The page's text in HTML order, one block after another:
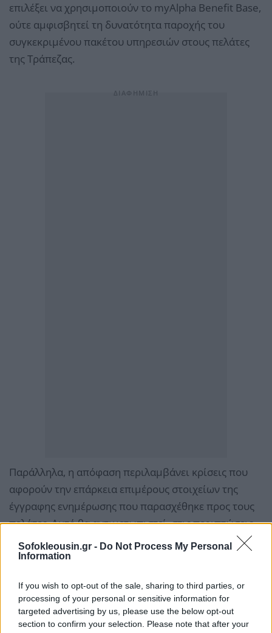
Sofokleousin.gr - Do Not Process My Personal
Information
If you wish to opt-out of the sale, sharing to third parties, or
processing of your personal or sensitive information for
targeted advertising by us, please use the below opt-out
section to confirm your selection. Please note that after your
επιλέξει να χρησιμοποιούν το myAlpha Benefit Base,
ούτε αμφισβητεί τη δυνατότητα παροχής του
συγκεκριμένου πακέτου υπηρεσιών στους πελάτες
της Τράπεζας.
Παράλληλα, η απόφαση περιλαμβάνει κρίσεις που
αφορούν την επάρκεια επιμέρους στοιχείων της
έγγραφης ενημέρωσης που παρασχέθηκε προς τους
πελάτες. Αυτό θα αντιμετωπιστεί, στις περιπτώσεις
που απαιτείται, με αναθεωρημένη, συμπληρωματική
ενημέρωση προς τους πελάτες, σε πλήρη
Στο ίδιο πλαίσιο και μέχρι την ολοκλήρωση του νέου
κύκλου ενημέρωσης, η Alpha Bank έχει ήδη παύσει